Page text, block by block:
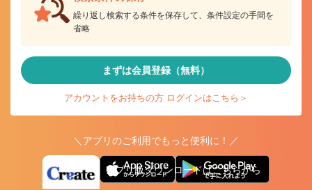
繰り返し検索する条件を保存して、条件設定の手間を
省略
まずは会員登録（無料）
アカウントをお持ちの方 ログインはこちら＞
＼アプリのご利用でもっと便利に！／
アプリ版ダウンロードはこちらから